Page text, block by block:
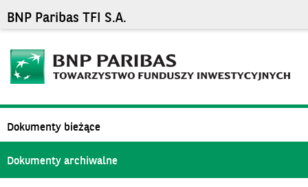
BNP Paribas TFI S.A.
Dokumenty bieżące
Dokumenty archiwalne